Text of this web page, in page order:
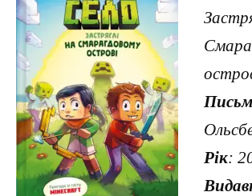
Рік: